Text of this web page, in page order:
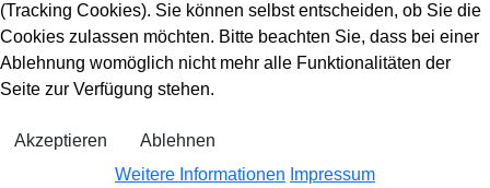
(Tracking Cookies). Sie können selbst entscheiden, ob Sie die
Cookies zulassen möchten. Bitte beachten Sie, dass bei einer
Ablehnung womöglich nicht mehr alle Funktionalitäten der
Seite zur Verfügung stehen.
Akzeptieren
Ablehnen
Weitere Informationen Impressum